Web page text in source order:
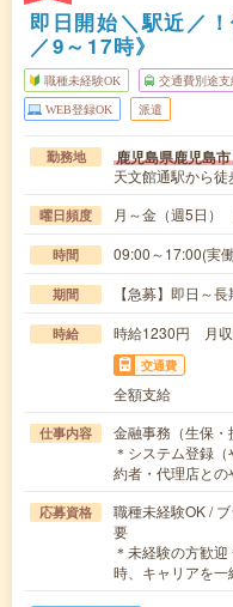
即日開始＼駅近／
／9～17時》
職種未経験OK 交通費別途支
WEB登録OK 派遣
勤務地 鹿児島県鹿児島市
天文館通駅から
曜日頻度 月～金（週5日
時間 09:00～17:00(実
期間 【急募】即日～
時給 時給1230円 月
交通費
全額支給
仕事内容
金融事務（生保・
＊システム登録
約者・代理店と
応募資格
職種未経験OK /
要
＊未経験の方歓
時、キャリアを